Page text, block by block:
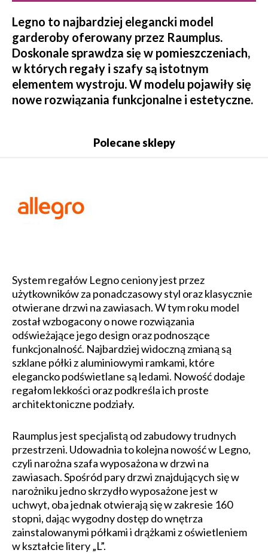
Legno to najbardziej elegancki model
garderoby oferowany przez Raumplus.
Doskonale sprawdza się w pomieszczeniach,
w których regały i szafy są istotnym
elementem wystroju. W modelu pojawiły się
nowe rozwiązania funkcjonalne i estetyczne.
Polecane sklepy
System regałów Legno ceniony jest przez
użytkowników za ponadczasowy styl oraz klasycznie
otwierane drzwi na zawiasach. W tym roku model
został wzbogacony o nowe rozwiązania
odświeżające jego design oraz podnoszące
funkcjonalność. Najbardziej widoczną zmianą są
szklane półki z aluminiowymi ramkami, które
elegancko podświetlane są ledami. Nowość dodaje
regałom lekkości oraz podkreśla ich proste
architektoniczne podziały.
Raumplus jest specjalistą od zabudowy trudnych
przestrzeni. Udowadnia to kolejna nowość w Legno,
czyli narożna szafa wyposażona w drzwi na
zawiasach. Spośród pary drzwi znajdujących się w
narożniku jedno skrzydło wyposażone jest w
uchwyt, oba jednak otwierają się w zakresie 160
stopni, dając wygodny dostęp do wnętrza
zainstalowanymi półkami i drążkami z oświetleniem
w kształcie litery „L”.